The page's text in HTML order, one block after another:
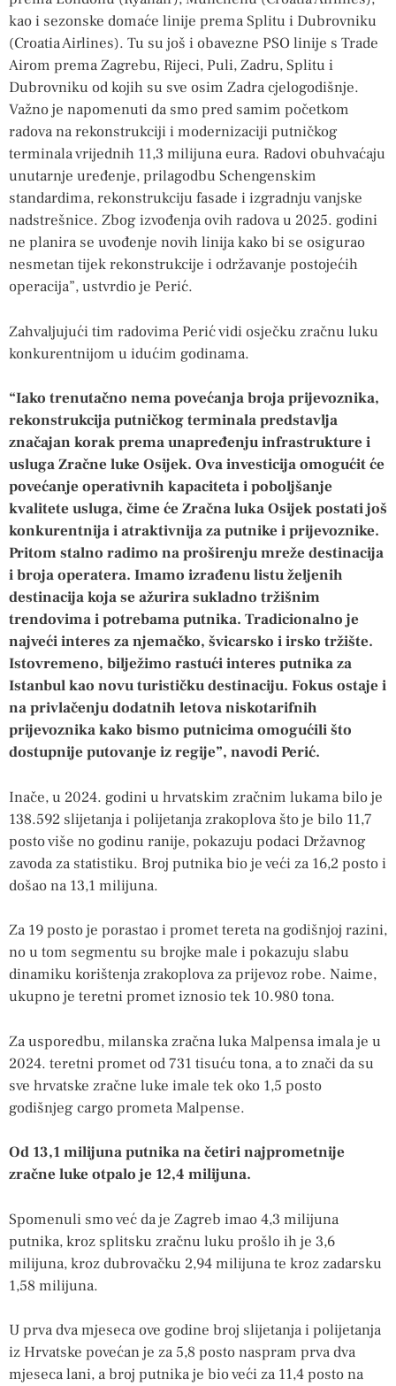
kao i sezonske domaće linije prema Splitu i Dubrovniku
(Croatia Airlines). Tu su još i obavezne PSO linije s Trade
Airom prema Zagrebu, Rijeci, Puli, Zadru, Splitu i
Dubrovniku od kojih su sve osim Zadra cjelogodišnje.
Važno je napomenuti da smo pred samim početkom
radova na rekonstrukciji i modernizaciji putničkog
terminala vrijednih 11,3 milijuna eura. Radovi obuhvaćaju
unutarnje uređenje, prilagodbu Schengenskim
standardima, rekonstrukciju fasade i izgradnju vanjske
nadstrešnice. Zbog izvođenja ovih radova u 2025. godini
ne planira se uvođenje novih linija kako bi se osigurao
nesmetan tijek rekonstrukcije i održavanje postojećih
operacija”, ustvrdio je Perić.
Zahvaljujući tim radovima Perić vidi osječku zračnu luku
konkurentnijom u idućim godinama.
“Iako trenutačno nema povećanja broja prijevoznika,
rekonstrukcija putničkog terminala predstavlja
značajan korak prema unapređenju infrastrukture i
usluga Zračne luke Osijek. Ova investicija omogućit će
povećanje operativnih kapaciteta i poboljšanje
kvalitete usluga, čime će Zračna luka Osijek postati još
konkurentnija i atraktivnija za putnike i prijevoznike.
Pritom stalno radimo na proširenju mreže destinacija
i broja operatera. Imamo izrađenu listu željenih
destinacija koja se ažurira sukladno tržišnim
trendovima i potrebama putnika. Tradicionalno je
najveći interes za njemačko, švicarsko i irsko tržište.
Istovremeno, bilježimo rastući interes putnika za
Istanbul kao novu turističku destinaciju. Fokus ostaje i
na privlačenju dodatnih letova niskotarifnih
prijevoznika kako bismo putnicima omogućili što
dostupnije putovanje iz regije”, navodi Perić.
Inače, u 2024. godini u hrvatskim zračnim lukama bilo je
138.592 slijetanja i polijetanja zrakoplova što je bilo 11,7
posto više no godinu ranije, pokazuju podaci Državnog
zavoda za statistiku. Broj putnika bio je veći za 16,2 posto i
došao na 13,1 milijuna.
Za 19 posto je porastao i promet tereta na godišnjoj razini,
no u tom segmentu su brojke male i pokazuju slabu
dinamiku korištenja zrakoplova za prijevoz robe. Naime,
ukupno je teretni promet iznosio tek 10.980 tona.
Za usporedbu, milanska zračna luka Malpensa imala je u
2024. teretni promet od 731 tisuću tona, a to znači da su
sve hrvatske zračne luke imale tek oko 1,5 posto
godišnjeg cargo prometa Malpense.
Od 13,1 milijuna putnika na četiri najprometnije
zračne luke otpalo je 12,4 milijuna.
Spomenuli smo već da je Zagreb imao 4,3 milijuna
putnika, kroz splitsku zračnu luku prošlo ih je 3,6
milijuna, kroz dubrovačku 2,94 milijuna te kroz zadarsku
1,58 milijuna.
U prva dva mjeseca ove godine broj slijetanja i polijetanja
iz Hrvatske povećan je za 5,8 posto naspram prva dva
mjeseca lani, a broj putnika je bio veći za 11,4 posto na